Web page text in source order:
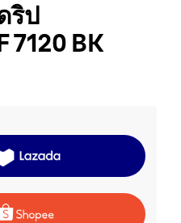
ริป
7120 BK
นที่ขาย
อกเลียนแบบ